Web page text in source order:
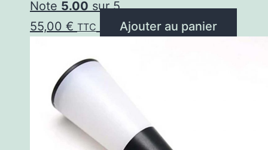
Note 5.00 sur 5
55,00 € TTC Ajouter au panier